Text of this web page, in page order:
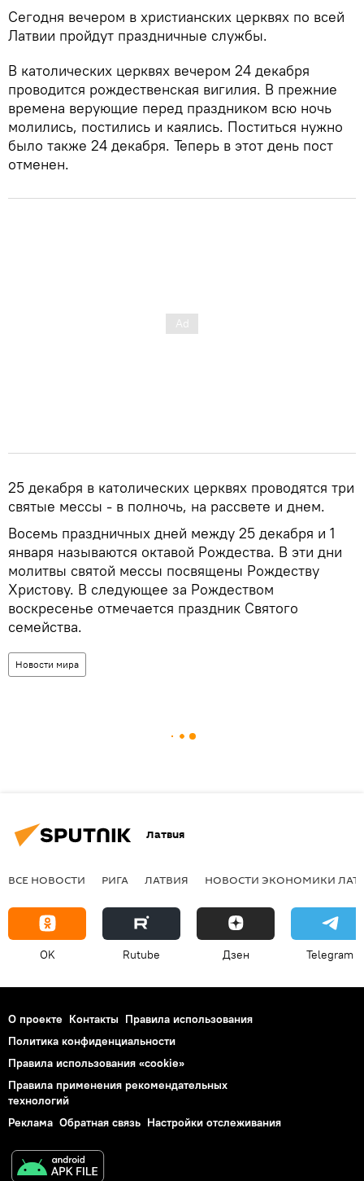
Сегодня вечером в христианских церквях по всей
Латвии пройдут праздничные службы.
В католических церквях вечером 24 декабря
проводится рождественская вигилия. В прежние
времена верующие перед праздником всю ночь
молились, постились и каялись. Поститься нужно
было также 24 декабря. Теперь в этот день пост
отменен.
25 декабря в католических церквях проводятся три
святые мессы - в полночь, на рассвете и днем.
Восемь праздничных дней между 25 декабря и 1
января называются октавой Рождества. В эти дни
молитвы святой мессы посвящены Рождеству
Христову. В следующее за Рождеством
воскресенье отмечается праздник Святого
семейства.
Новости мира
Латвия
ВСЕ НОВОСТИ РИГА ЛАТВИЯ НОВОСТИ ЭКОНОМИКИ
OK Rutube Дзен Telegram
О проекте Контакты Правила использования
Политика конфиденциальности
Правила использования «cookie»
Правила применения рекомендательных
технологий
Реклама Обратная связь Настройки отслеживания